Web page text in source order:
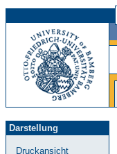
Darstellung
Druckansicht